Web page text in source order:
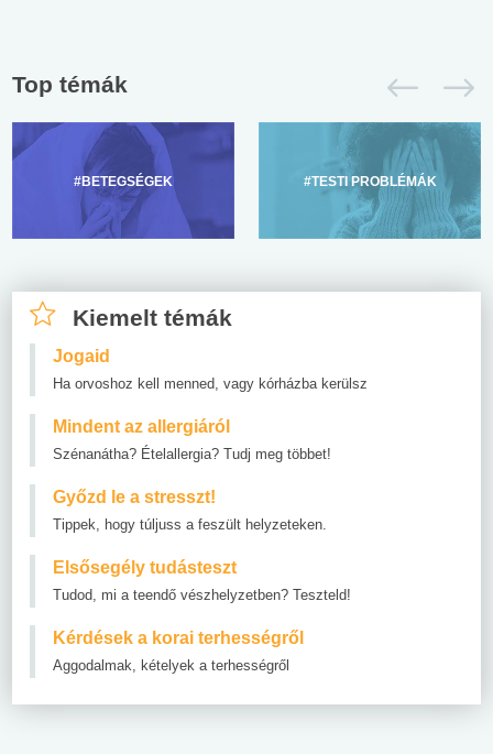
Top témák
#BETEGSÉGEK #TESTI PROBLÉMÁK
Kiemelt témák
Jogaid
Ha orvoshoz kell menned, vagy kórházba kerülsz
Mindent az allergiáról
Szénanátha? Ételallergia? Tudj meg többet!
Győzd le a stresszt!
Tippek, hogy túljuss a feszült helyzeteken.
Elsősegély tudásteszt
Tudod, mi a teendő vészhelyzetben? Teszteld!
Kérdések a korai terhességről
Aggodalmak, kételyek a terhességről